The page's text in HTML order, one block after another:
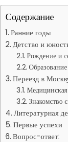
Содержание
Ранние годы
Детство и
Рождение и
Переезд в
Медицинская
Знакомство
Литературная
Первые успехи
Вопрос-ответ: